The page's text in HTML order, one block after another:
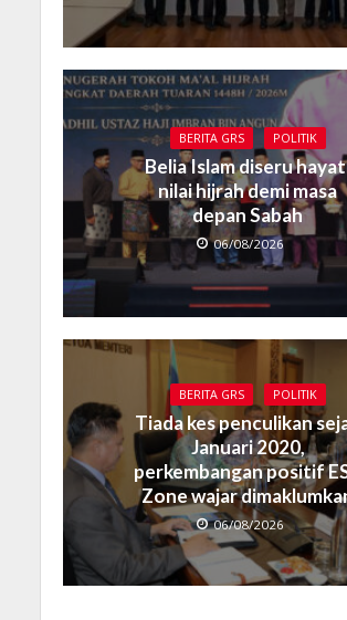
BERITA GRS POLITIK
Belia Islam diseru
nilai hijrah demi masa
depan Sabah
06/08/2026
BERITA GRS POLITIK
Tiada kes penculikan
Januari 2020,
perkembangan positif
Zone wajar
06/08/2026